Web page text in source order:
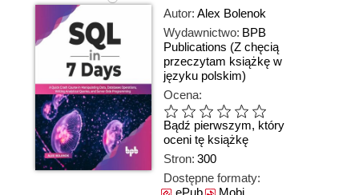
Autor: Alex Bolenok
Wydawnictwo: BPB
Publications (Z chęcią
przeczytam książkę w
języku polskim)
Ocena:
Bądź pierwszym, który
oceni tę książkę
Stron: 300
Dostępne formaty:
ePubMobi